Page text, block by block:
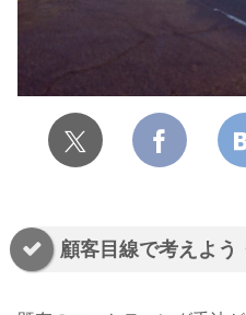
顧客目線で考えよう